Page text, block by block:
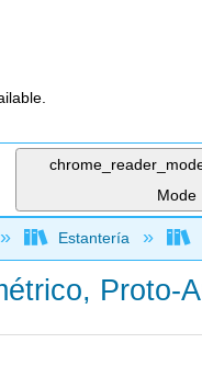
Mode
contraer jerarquía
Estantería
Proto-